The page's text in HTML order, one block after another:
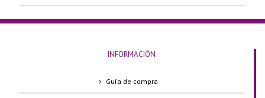
INFORMACIÓN
Guía de compra